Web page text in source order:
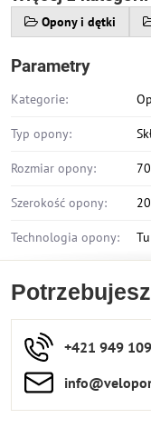
Opony i dętki
Parametry
Kategorie:
Typ opony:
Rozmiar opony:
Szerokość opony:
Technologia opony:
+421 949